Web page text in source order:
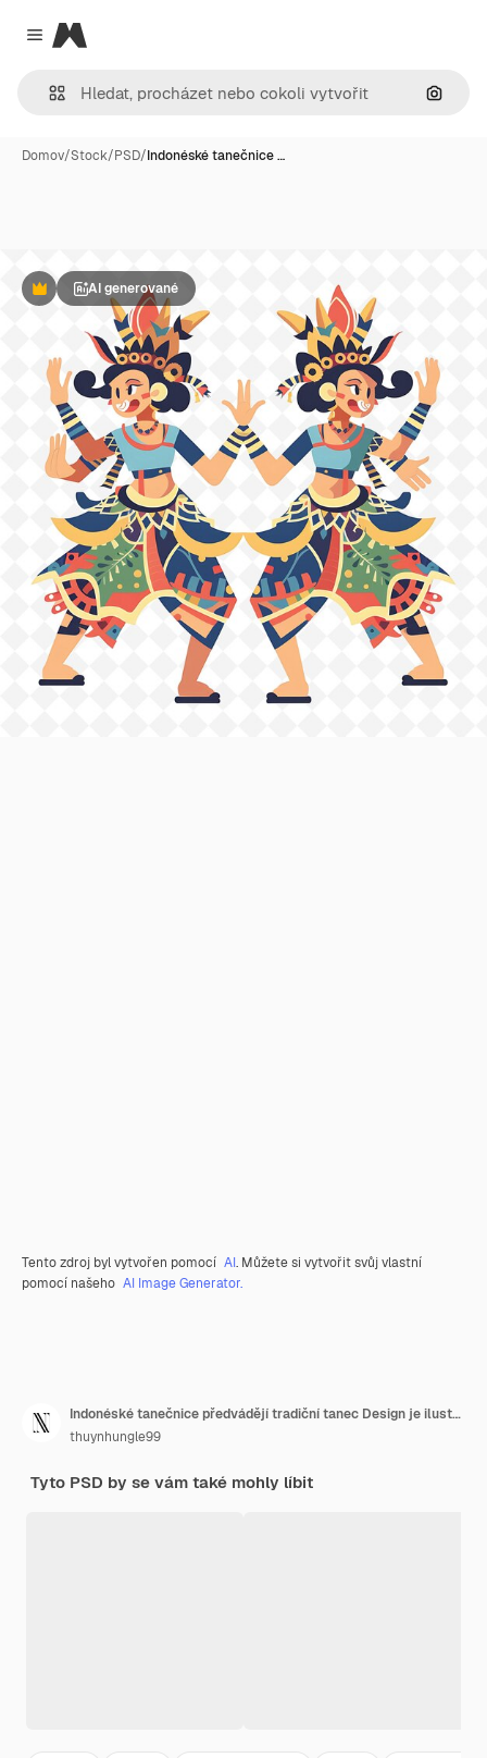
Close menu
Magnific
Hledat
Domov/Stock/PSD/Indonéské tanečnice …
PremiumAI generované
Tento zdroj byl vytvořen pomocí AI. Můžete si vytvořit svůj vlastní
pomocí našeho AI Image Generator.
Indonéské tanečnice předvádějí tradiční tanec Design je ilustrace Kulturní krajina
thuynhungle99
Tyto PSD by se vám také mohly líbit